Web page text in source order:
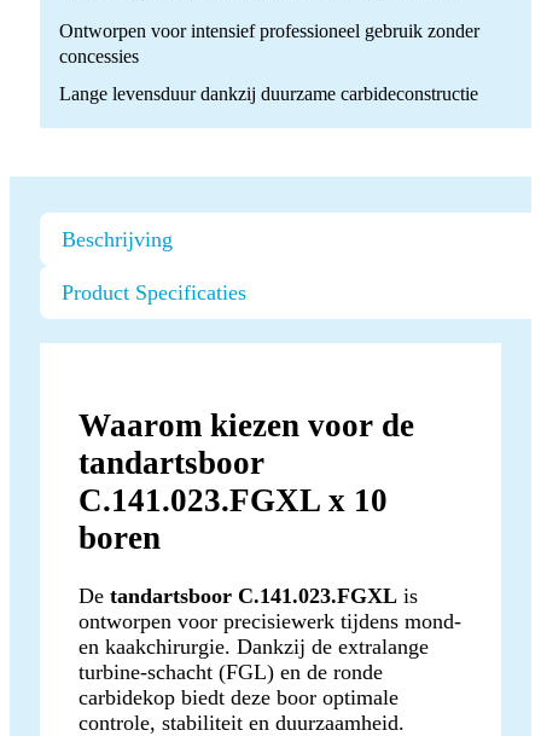
Ontworpen voor intensief professioneel gebruik zonder
concessies
Lange levensduur dankzij duurzame carbideconstructie
Beschrijving
Product Specificaties
Waarom kiezen voor de
tandartsboor
C.141.023.FGXL x 10
boren
De tandartsboor C.141.023.FGXL is
ontworpen voor precisiewerk tijdens mond-
en kaakchirurgie. Dankzij de extralange
turbine-schacht (FGL) en de ronde
carbidekop biedt deze boor optimale
controle, stabiliteit en duurzaamheid.